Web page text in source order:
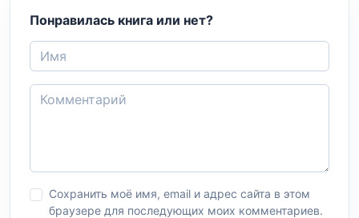
Понравилась книга или нет?
Сохранить моё имя, email и адрес сайта в этом
браузере для последующих моих комментариев.